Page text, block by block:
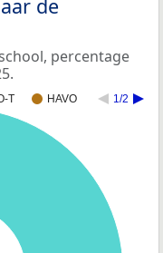
de
percentage
T HAVO 1/2